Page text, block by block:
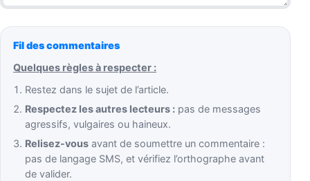
Fil des commentaires
Quelques règles à respecter :
Restez dans le sujet de l’article.
Respectez les autres lecteurs : pas de messages
agressifs, vulgaires ou haineux.
Relisez-vous avant de soumettre un commentaire :
pas de langage SMS, et vérifiez l’orthographe avant
de valider.